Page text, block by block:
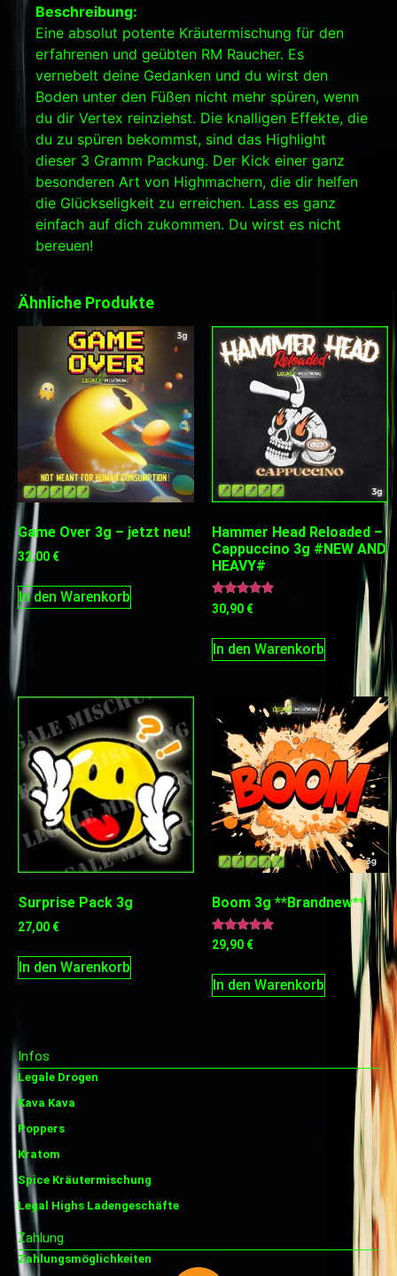
Beschreibung:
Eine absolut potente Kräutermischung für den
erfahrenen und geübten RM Raucher. Es
vernebelt deine Gedanken und du wirst den
Boden unter den Füßen nicht mehr spüren, wenn
du dir Vertex reinziehst. Die knalligen Effekte, die
du zu spüren bekommst, sind das Highlight
dieser 3 Gramm Packung. Der Kick einer ganz
besonderen Art von Highmachern, die dir helfen
die Glückseligkeit zu erreichen. Lass es ganz
einfach auf dich zukommen. Du wirst es nicht
bereuen!
Ähnliche Produkte
Game Over 3g – jetzt neu!
32,00 €
In den Warenkorb
Hammer Head Reloaded –
Cappuccino 3g #NEW AND
HEAVY#
Bewertet
mit
von 5
30,90 €
In den Warenkorb
Surprise Pack 3g
27,00 €
In den Warenkorb
Boom 3g **Brandnew**
Bewertet
mit
von 5
29,90 €
In den Warenkorb
Infos
Legale Drogen
Kava Kava
Poppers
Kratom
Spice Kräutermischung
Legal Highs Ladengeschäfte
Zahlung
Zahlungsmöglichkeiten